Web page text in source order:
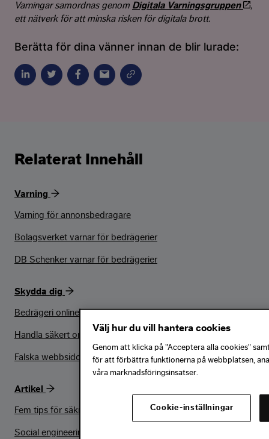
Varningar samordnas genom Digitala Varningsgruppen
,
ett nätverk för att minska risken för digitala brott.
Berätta för dina vänner innan de blir lurade:
Relaterat Innehåll
Varning
Varning för annonsbedragare
Bolagsverket varnar för bedrägerier
DB Schenker varnar för bedrägerier
Skydda dig
Bedrägeri online – termer & begrepp
Handla säkert online
Falska webbsidor
Artikel
Fem tips för säkrare köp på internet
Social engineering största risken för bankerna
Välj hur du vill hantera cookies
Genom att klicka på "Acceptera alla cookies"
för att förbättra funktionerna på webbplatsen,
våra marknadsföringsinsatser.
Cookie-inställningar